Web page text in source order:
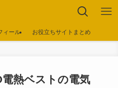
ィール お役立ちサイトまとめ
電熱ベストの電気